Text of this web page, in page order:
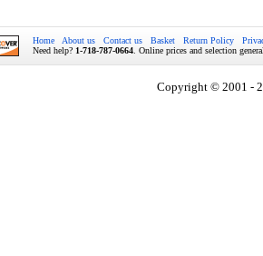
Home About us Contact us Basket Return Policy
Need help? 1-718-787-0664 . Online prices and selection
Copyright © 2001 -